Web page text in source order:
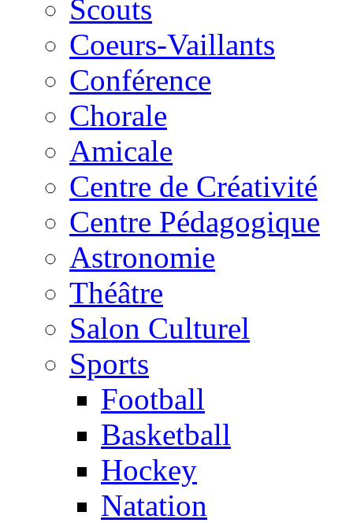
Scouts
Coeurs-Vaillants
Conférence
Chorale
Amicale
Centre de Créativité
Centre Pédagogique
Astronomie
Théâtre
Salon Culturel
Sports
Football
Basketball
Hockey
Natation